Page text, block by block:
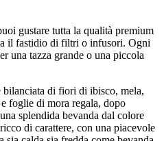
gustare tutta la qualità premium
il fastidio di filtri o infusori. Ogni
una tazza grande o una piccola
bilanciata di fiori di ibisco, mela,
foglie di mora regala, dopo
splendida bevanda dal colore
di carattere, con una piacevole